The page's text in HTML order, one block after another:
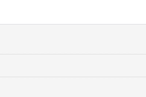
コニシ ボンド Gクリ